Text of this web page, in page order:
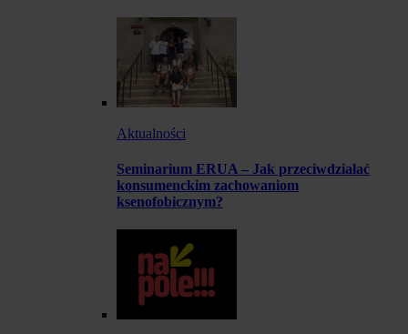
Aktualności
Seminarium ERUA – Jak przeciwdziałać
konsumenckim zachowaniom
ksenofobicznym?